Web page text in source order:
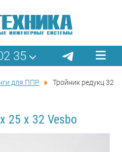
35
для ППР
Тройник редукц 32
25 x 32 Vesbo